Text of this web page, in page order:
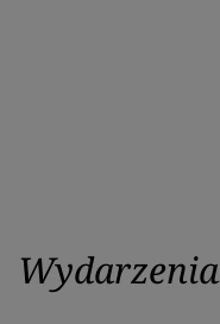
Wydarzenia